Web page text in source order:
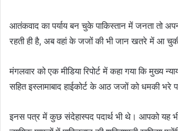
आतंकवाद का पर्याय बन चुके पाकिस्तान में जनता तो
रहती ही है, अब वहां के जजों की भी जान खतरे में आ
मंगलवार को एक मीडिया रिपोर्ट में कहा गया कि मुख्य
सहित इस्लामाबाद हाईकोर्ट के आठ जजों को धमकी भरे
इनस पत्र में कुछ संदेहास्पद पदार्थ भी थे। आपको यह